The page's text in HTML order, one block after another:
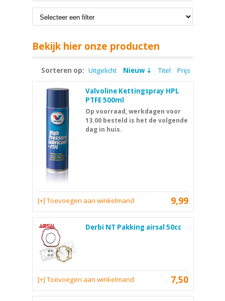
Bekijk hier onze producten
Sorteren op: Uitgelicht Nieuw Titel Prijs
Valvoline Kettingspray HPL
PTFE 500ml
Op voorraad, werkdagen voor
13.00 besteld is het de volgende
dag in huis.
9,99
[+] Toevoegen aan winkelmand
Derbi NT Pakking airsal 50cc
7,50
[+] Toevoegen aan winkelmand